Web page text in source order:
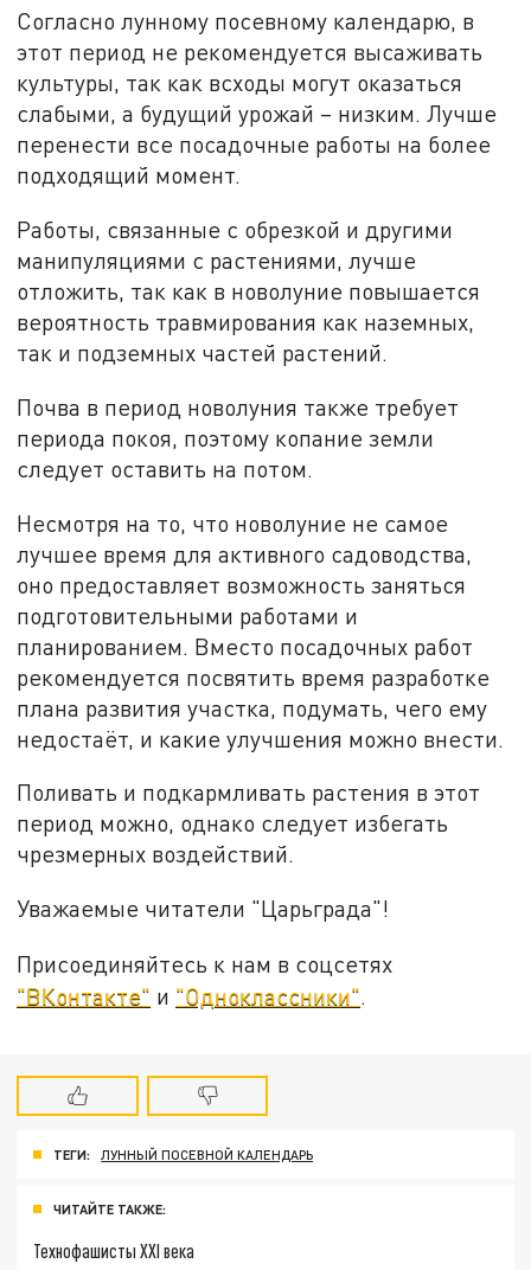
Согласно лунному посевному календарю, в
этот период не рекомендуется высаживать
культуры, так как всходы могут оказаться
слабыми, а будущий урожай – низким. Лучше
перенести все посадочные работы на более
подходящий момент.
Работы, связанные с обрезкой и другими
манипуляциями с растениями, лучше
отложить, так как в новолуние повышается
вероятность травмирования как наземных,
так и подземных частей растений.
Почва в период новолуния также требует
периода покоя, поэтому копание земли
следует оставить на потом.
Несмотря на то, что новолуние не самое
лучшее время для активного садоводства,
оно предоставляет возможность заняться
подготовительными работами и
планированием. Вместо посадочных работ
рекомендуется посвятить время разработке
плана развития участка, подумать, чего ему
недостаёт, и какие улучшения можно внести.
Поливать и подкармливать растения в этот
период можно, однако следует избегать
чрезмерных воздействий.
Уважаемые читатели "Царьграда"!
Присоединяйтесь к нам в соцсетях
"ВКонтакте" и "Одноклассники"
ТЕГИ: ЛУННЫЙ ПОСЕВНОЙ КАЛЕНДАРЬ
ЧИТАЙТЕ ТАКЖЕ:
Технофашисты XXI века